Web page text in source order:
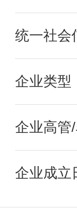
统一社会
企业类型
企业高管
企业成立